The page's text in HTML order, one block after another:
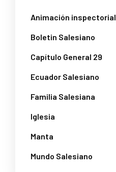
Animación inspectorial
Boletin Salesiano
Capítulo General 29
Ecuador Salesiano
Familia Salesiana
Iglesia
Manta
Mundo Salesiano